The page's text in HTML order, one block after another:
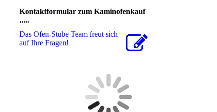
Kontaktformular zum Kaminofenkauf
.....
Das Ofen-Stube Team freut sich
auf Ihre Fragen!